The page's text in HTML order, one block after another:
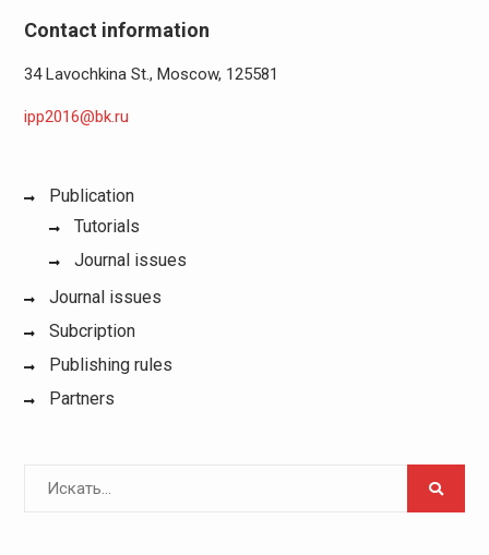
Contact information
34 Lavochkina St., Moscow, 125581
ipp2016@bk.ru
Publication
Tutorials
Journal issues
Journal issues
Subcription
Publishing rules
Partners